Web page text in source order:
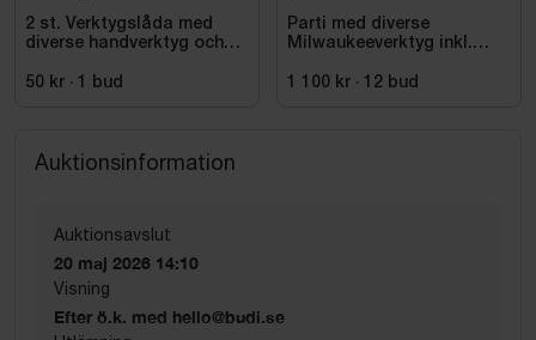
2 st. Verktygslåda med
diverse handverktyg och
50 kr · 1 bud
Parti med diverse
Milwaukeeverktyg inkl.
1 100 kr · 12 bud
Auktionsinformation
Auktionsavslut
20 maj 2026 14:10
Visning
Efter ö.k. med hello@budi.se